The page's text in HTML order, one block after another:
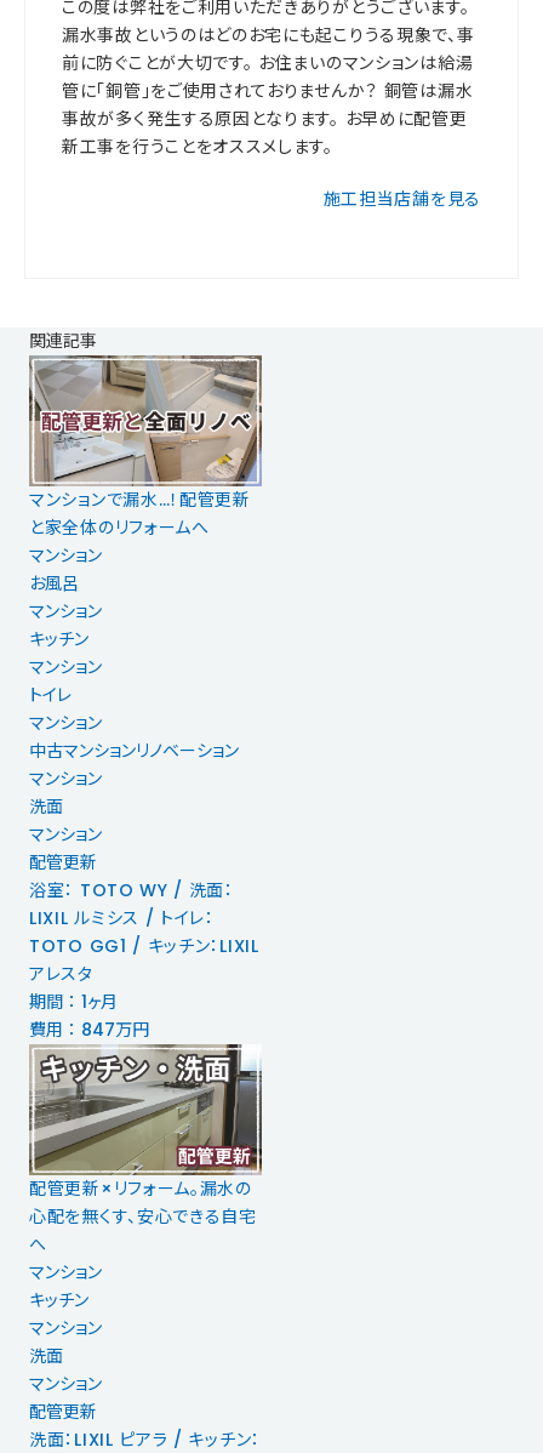
この度は弊社をご利用いただきありがとうございます。
漏水事故というのはどのお宅にも起こりうる現象で、事
前に防ぐことが大切です。 お住まいのマンションは給湯
管に「銅管」をご使用されておりませんか？ 銅管は漏水
事故が多く発生する原因となります。 お早めに配管更
新工事を行うことをオススメします。
施工担当店舗を見る
関連記事
マンションで漏水…！配管更新
と家全体のリフォームへ
マンション
お風呂
マンション
キッチン
マンション
トイレ
マンション
中古マンションリノベーション
マンション
洗面
マンション
配管更新
浴室： TOTO WY / 洗面：
LIXIL ルミシス / トイレ：
TOTO GG1 / キッチン：LIXIL
アレスタ
期間 ： 1ヶ月
費用 ： 847万円
配管更新×リフォーム。漏水の
心配を無くす、安心できる自宅
へ
マンション
キッチン
マンション
洗面
マンション
配管更新
洗面：LIXIL ピアラ / キッチン：